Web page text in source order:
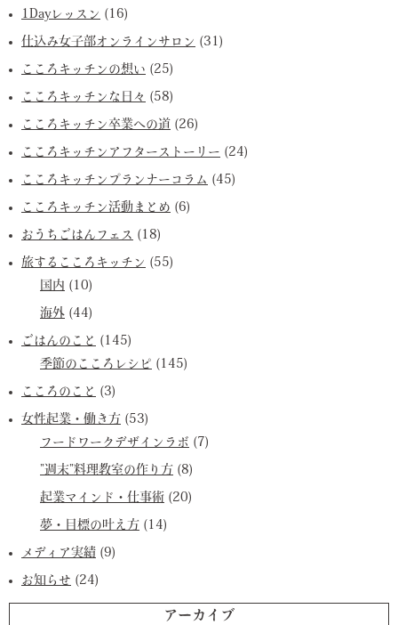
1Dayレッスン (16)
仕込み女子部オンラインサロン (31)
こころキッチンの想い (25)
こころキッチンな日々 (58)
こころキッチン卒業への道 (26)
こころキッチンアフターストーリー (24)
こころキッチンプランナーコラム (45)
こころキッチン活動まとめ (6)
おうちごはんフェス (18)
旅するこころキッチン (55)
国内 (10)
海外 (44)
ごはんのこと (145)
季節のこころレシピ (145)
こころのこと (3)
女性起業・働き方 (53)
フードワークデザインラボ (7)
”週末”料理教室の作り方 (8)
起業マインド・仕事術 (20)
夢・目標の叶え方 (14)
メディア実績 (9)
お知らせ (24)
アーカイブ